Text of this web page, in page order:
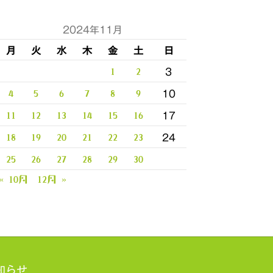
2024年11月
月
火 水 木 金 土 日
1 2 3
4 5 6 7 8 9 10
11 12 13 14 15 16 17
18 19 20 21 22 23 24
25 26 27 28 29 30
« 10月 12月 »
らせ